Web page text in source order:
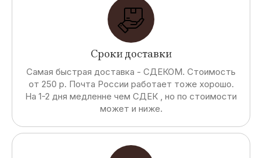
Сроки доставки
Самая быстрая доставка - СДЕКОМ. Стоимость
от 250 р. Почта России работает тоже хорошо.
На 1-2 дня медленне чем СДЕК , но по стоимости
может и ниже.